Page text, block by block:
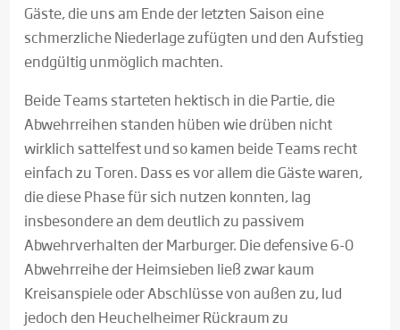
Gäste, die uns am Ende der letzten Saison eine
schmerzliche Niederlage zufügten und den Aufstieg
endgültig unmöglich machten.
Beide Teams starteten hektisch in die Partie, die
Abwehrreihen standen hüben wie drüben nicht
wirklich sattelfest und so kamen beide Teams recht
einfach zu Toren. Dass es vor allem die Gäste waren,
die diese Phase für sich nutzen konnten, lag
insbesondere an dem deutlich zu passivem
Abwehrverhalten der Marburger. Die defensive 6-0
Abwehrreihe der Heimsieben ließ zwar kaum
Kreisanspiele oder Abschlüsse von außen zu, lud
jedoch den Heuchelheimer Rückraum zu